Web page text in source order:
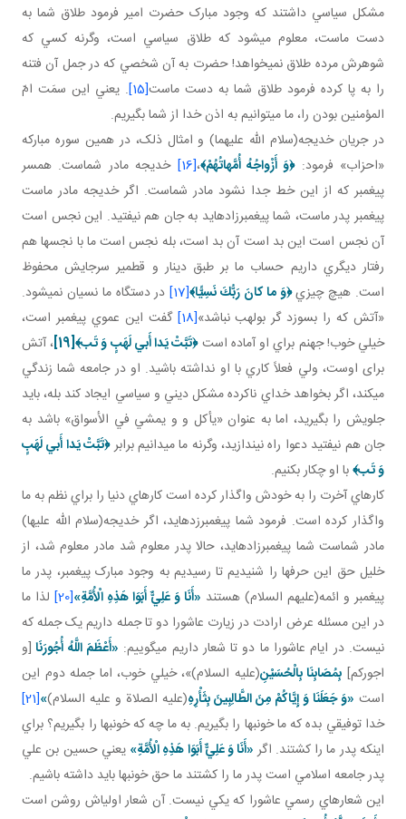
مشکل سياسي داشتند که وجود مبارک حضرت امير فرمود طلاق شما به
دست ماست، معلوم مي شود که طلاق سياسي است، وگرنه کسي که
شوهرش مرده طلاق نمي خواهد! حضرت به آن شخصي که در جمل آن فتنه
را به پا کرده فرمود طلاق شما به دست ماست[15]
. يعني اين سمَت امّ
المؤمنين بودن را، ما مي توانيم به اذن خدا از شما بگيريم.
در جريان خديجه(سلام الله عليهما) و امثال ذلک، در همين سوره مبارکه
«احزاب» فرمود:﴿وَ أَزْواجُهُ أُمَّهاتُهُمْ﴾،[16]
خديجه مادر شماست. همسر
پيغمبر که از اين خط جدا نشود مادر شماست. اگر خديجه مادر ماست
پيغمبر پدر ماست، شما پيغمبرزاده ايد به جان هم نيفتيد. اين نجس است
آن نجس است اين بد است آن بد است، بله نجس است ما با نجس ها هم
رفتار ديگري داريم حساب ما بر طبق دينار و قطمير سرجايش محفوظ
است. هيچ چيزي﴿وَ ما كانَ رَبُّكَ نَسِيًّا﴾[17]
در دستگاه ما نسيان نمی­شود.
«آتش که را بسوزد گر بولهب نباشد»[18]
گفت اين عموي پيغمبر است،
خيلي خوب! جهنم براي او آماده است﴿تَبَّتْ يَدا أَبي‏ لَهَبٍ وَ تَب‏﴾[19]
، آتش
برای اوست، ولي فعلاً کاري با او نداشته باشيد. او در جامعه شما زندگي
مي کند، اگر بخواهد خداي ناکرده مشکل ديني و سياسي ايجاد کند بله، بايد
جلويش را بگيريد، اما به عنوان «يأکل و و يمشي في الأسواق» باشد به
جان هم نيفتيد دعوا راه نيندازيد، وگرنه ما مي دانيم برابر﴿تَبَّتْ يَدا أَبي‏ لَهَبٍ
وَ تَب‏﴾با او چکار بکنيم.
کارهاي آخرت را به خودش واگذار کرده است کارهاي دنيا را براي نظم به ما
واگذار کرده است. فرمود شما پيغمبرزده ايد، اگر خديجه(سلام الله عليها)
مادر شماست شما پيغمبرزاده ايد، حالا پدر معلوم شد مادر معلوم شد، از
خليل حق اين حرف ها را شنيديم تا رسيديم به وجود مبارک پيغمبر، پدر ما
پيغمبر و ائمه(عليهم السلام) هستند «أَنَا وَ عَلِيٌّ أَبَوَا هَذِهِ الْأُمَّةِ»[20]
لذا ما
در اين مسئله عرض ارادت در زيارت عاشورا دو تا جمله داريم يک جمله که
نيست. در ايام عاشورا ما دو تا شعار داريم مي گوييم: «أَعْظَمَ اللَّهُ أُجُورَنَا [و
اجوركم] بِمُصَابِنَا بِالْحُسَيْنِ(عليه السلام)»، خيلي خوب، اما جمله دوم اين
است «وَ جَعَلَنَا وَ إِيَّاكُمْ مِنَ الطَّالِبِينَ بِثَأْرِهِ(عليه الصلاة و عليه السلام)»
[21]
خدا توفيقي بده که ما خونبها را بگيريم. به ما چه که خونبها را بگيريم؟ براي
اينکه پدر ما را کشتند. اگر«أَنَا وَ عَلِيٌّ أَبَوَا هَذِهِ الْأُمَّةِ» يعني حسين بن علي
پدر جامعه اسلامي است پدر ما را کشتند ما حق خونبها بايد داشته باشيم.
اين شعارهاي رسمي عاشورا که يکي نيست. آن شعار اولي اش روشن است